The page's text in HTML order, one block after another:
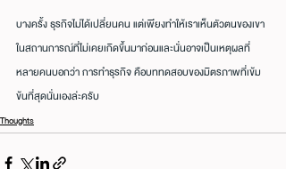
บางครั้ง ธุรกิจไม่ได้เปลี่ยนคน แต่เพียงทำให้เราเห็นตัวตนของเขา
ในสถานการณ์ที่ไม่เคยเกิดขึ้นมาก่อนและนั่นอาจเป็นเหตุผลที่
หลายคนบอกว่า การทำธุรกิจ คือบททดสอบของมิตรภาพที่เข้ม
ข้นที่สุดนั่นเองล่ะครับ
Thoughts